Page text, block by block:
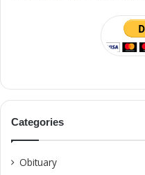
Categories
Obituary